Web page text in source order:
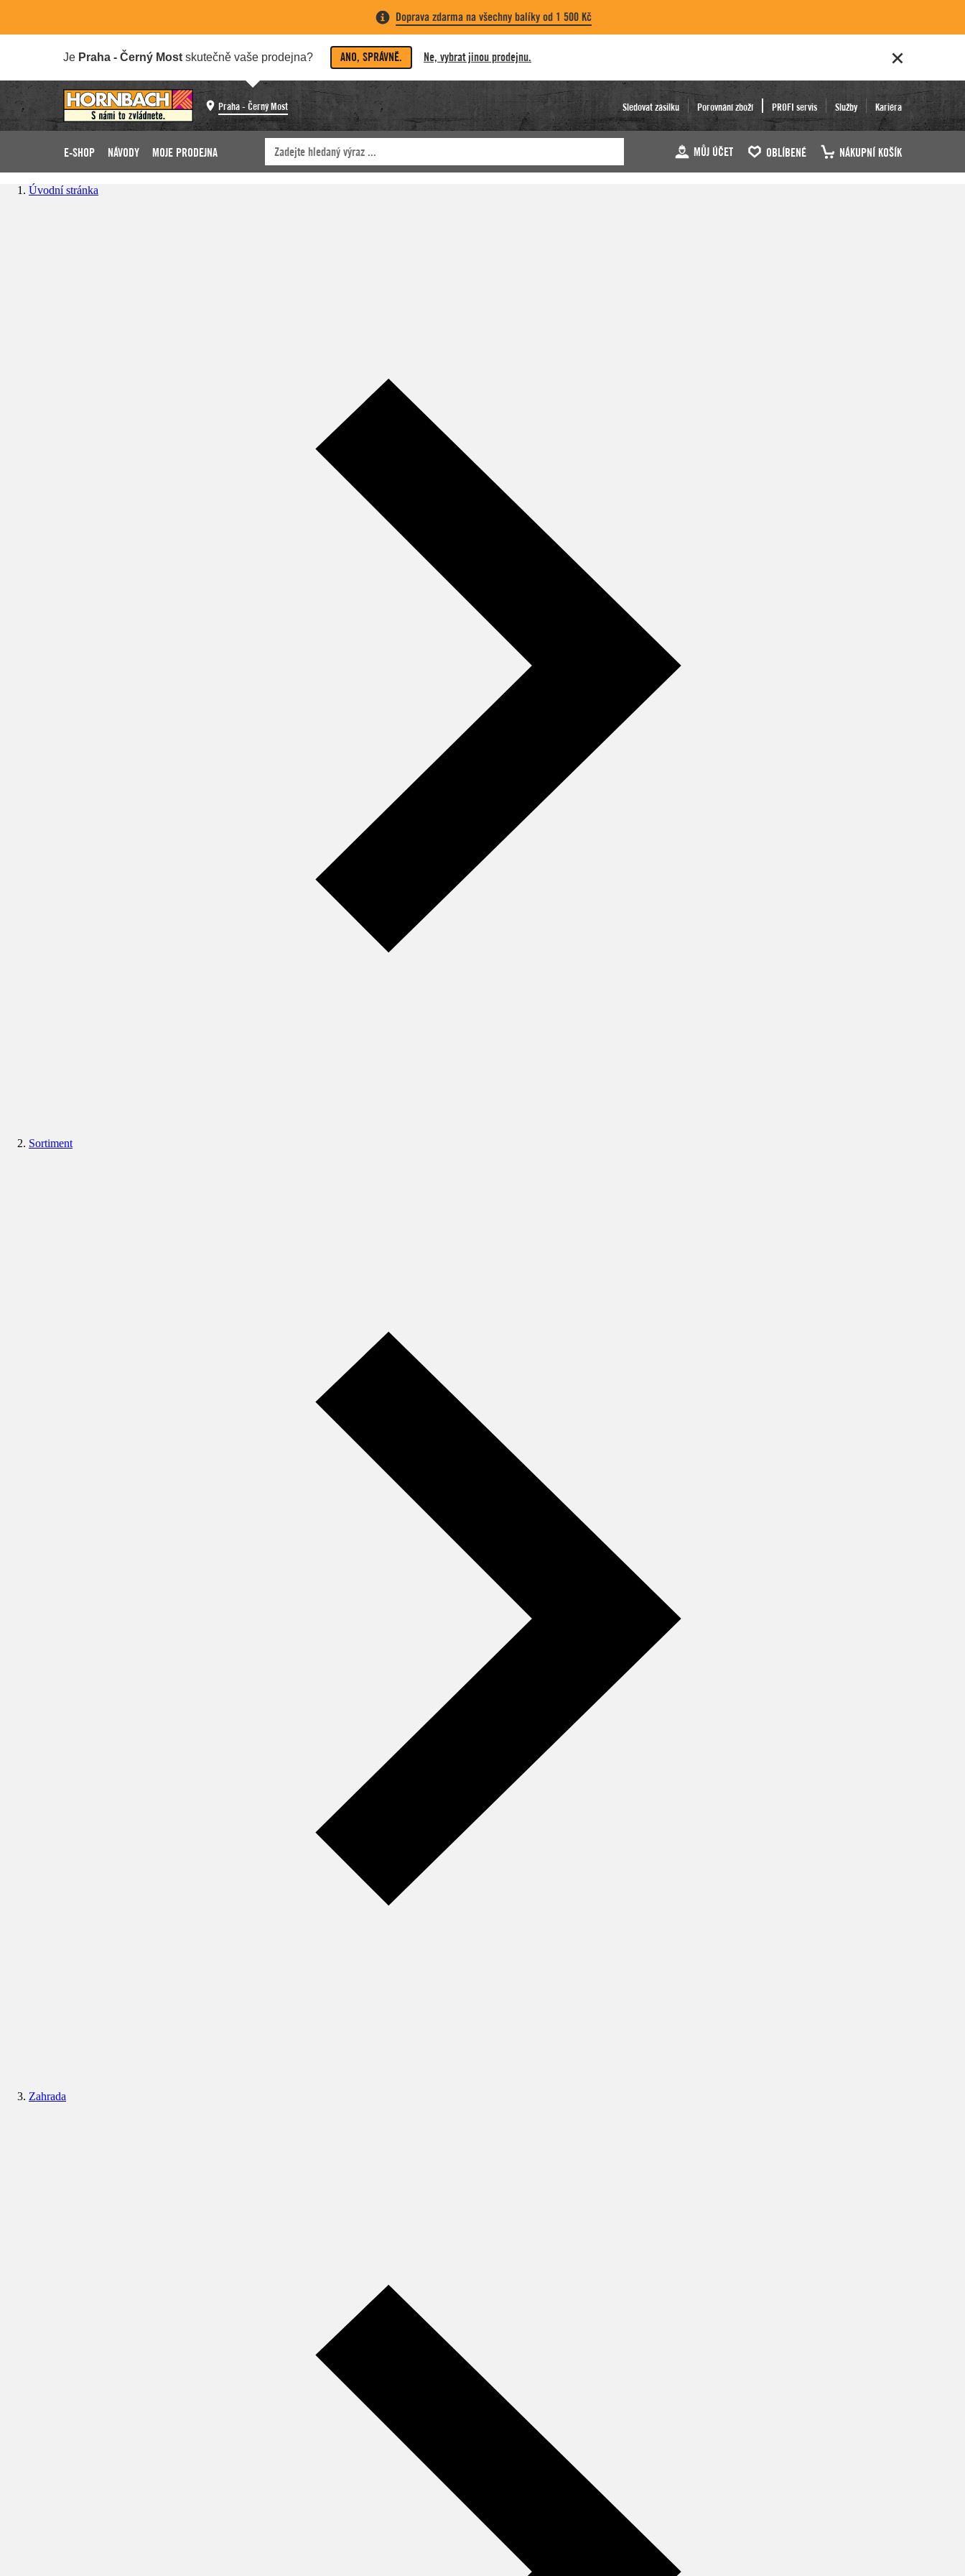
Doprava zdarma na všechny balíky od 1 500 Kč
Je Praha - Černý Most skutečně vaše prodejna? ANO, SPRÁVNĚ. Ne, vybrat jinou prodejnu.
Praha - Černý Most Sledovat zásilku Porovnání zboží PROFI servis Služby Kariéra
E-SHOP NÁVODY MOJE PRODEJNA MŮJ ÚČET OBLÍBENÉ NÁKUPNÍ KOŠÍK
Úvodní stránka
Sortiment
Zahrada